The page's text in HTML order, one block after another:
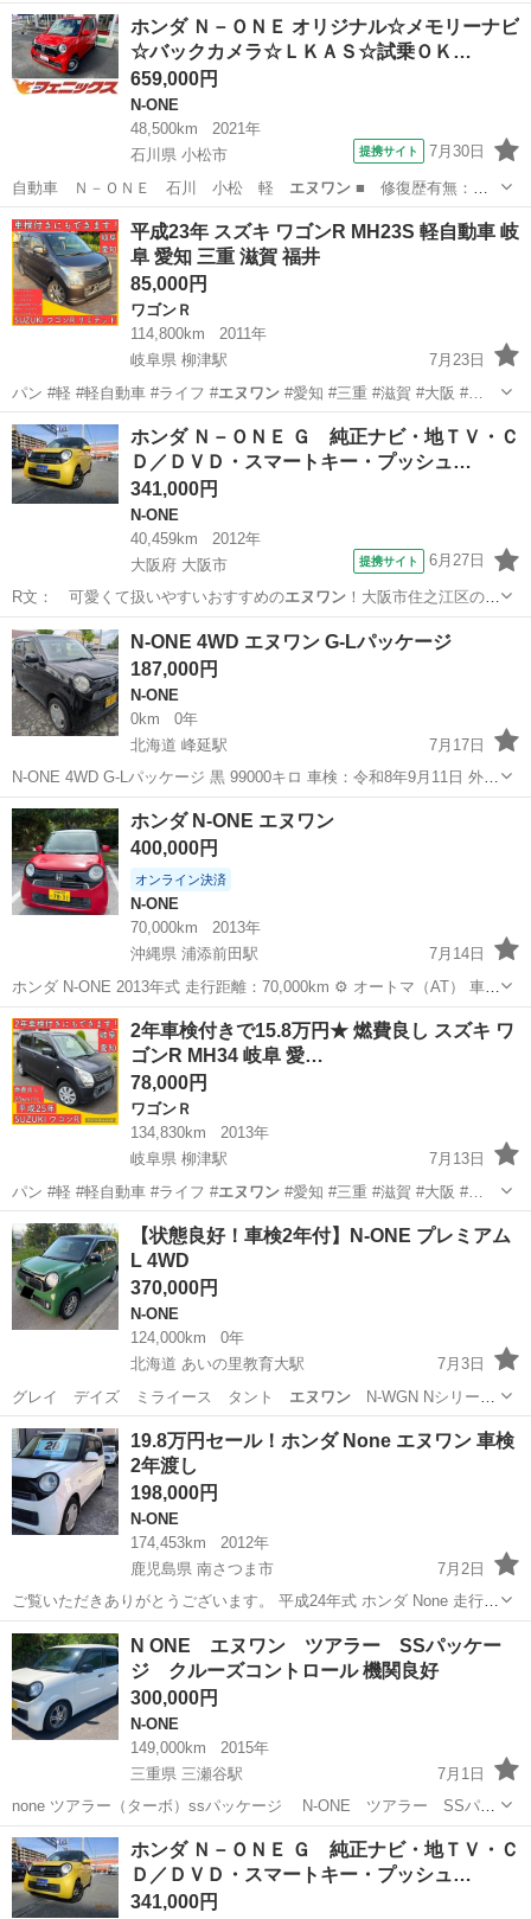
スタム…
栃木 河内郡 雀宮駅 アルトラパン
ホンダ Ｎ－ＯＮＥ オリジナル☆メモリーナビ
☆バックカメラ☆ＬＫＡＳ☆試乗ＯＫ…
659,000円
N-ONE
48,500km
2021年
石川県 小松市
提携サイト 7月30日
自動車 Ｎ－ＯＮＥ 石川 小松 軽 エヌワン■ 修復歴有無：
あり ■ 年式（…
石川 小松市 N-ONE
平成23年 スズキ ワゴンR MH23S 軽自動車 岐
阜 愛知 三重 滋賀 福井
85,000円
ワゴンＲ
114,800km
2011年
岐阜県 柳津駅
7月23日
パン #軽 #軽自動車 #ライフ #エヌワン#愛知 #三重 #滋賀 #大阪 #…
岐阜 岐阜市 柳津駅 ワゴンR
ホンダ Ｎ－ＯＮＥ Ｇ 純正ナビ・地ＴＶ・Ｃ
Ｄ／ＤＶＤ・スマートキー・プッシュ…
341,000円
N-ONE
40,459km
2012年
大阪府 大阪市
提携サイト 6月27日
R文： 可愛くて扱いやすいおすすめのエヌワン！大阪市住之江区のオ
カベオートまで！…
大阪 大阪市
N-ONE 4WD エヌワン G-Lパッケージ
187,000円
N-ONE
0km
0年
北海道 峰延駅
7月17日
N-ONE 4WD G-Lパッケージ 黒 99000キロ 車検：令和8年9月11日 外
装、各部サビあり エアコンOK ナビ、ETCついています。 保証なし、
現状渡しです。 名義変更後、ご入金後のお渡しになります。
北海道 美唄市 峰延駅 N-ONE
ホンダ N-ONE エヌワン
400,000円
オンライン決済
N-ONE
70,000km
2013年
沖縄県 浦添前田駅
7月14日
ホンダ N-ONE 2013年式 走行距離：70,000km ⚙️ オートマ（AT） 車
検 2028年2月まで 🎨 カラー：レッド 🚘 軽自動車（4人乗り） 低走行
でコンディション良好！すぐに乗れます。 ✅ エアコン...
沖縄 浦添市 浦添前田駅 N-ONE エヌワン
2年車検付きで15.8万円★ 燃費良し スズキ ワ
ゴンR MH34 岐阜 愛…
78,000円
ワゴンＲ
134,830km
2013年
岐阜県 柳津駅
7月13日
パン #軽 #軽自動車 #ライフ #エヌワン#愛知 #三重 #滋賀 #大阪 #…
岐阜 岐阜市 柳津駅 ワゴンＲ ワゴンR
【状態良好！車検2年付】N-ONE プレミアム
L 4WD
370,000円
N-ONE
124,000km
0年
北海道 あいの里教育大駅
7月3日
グレイ デイズ ミライース タント エヌワンN-WGN Nシリー
ズ NBOX …
北海道 札幌市 あいの里教育大駅 N-ONE
19.8万円セール！ホンダ None エヌワン 車検
2年渡し
198,000円
N-ONE
174,453km
2012年
鹿児島県 南さつま市
7月2日
ご覧いただきありがとうございます。 平成24年式 ホンダ None 走行距
離 174453km 現在不具合なく調子いいです。 車検2年付けてのお渡し
です。 ローンやカード決済も可能ですのでお気軽にお問い合わせ下さ
いm(...
鹿児島 南さつま市
N ONE エヌワン ツアラー SSパッケー
ジ クルーズコントロール 機関良好
300,000円
N-ONE
149,000km
2015年
三重県 三瀬谷駅
7月1日
none ツアラー（ターボ）ssパッケージ N-ONE ツアラー SSパッ
ケージ クルーズコントロール パドルシフト 年式 2015 車検 R10年4
月 走行距離 14....
三重 多気郡 三瀬谷駅 ツアラー
ホンダ Ｎ－ＯＮＥ Ｇ 純正ナビ・地ＴＶ・Ｃ
Ｄ／ＤＶＤ・スマートキー・プッシュ…
341,000円